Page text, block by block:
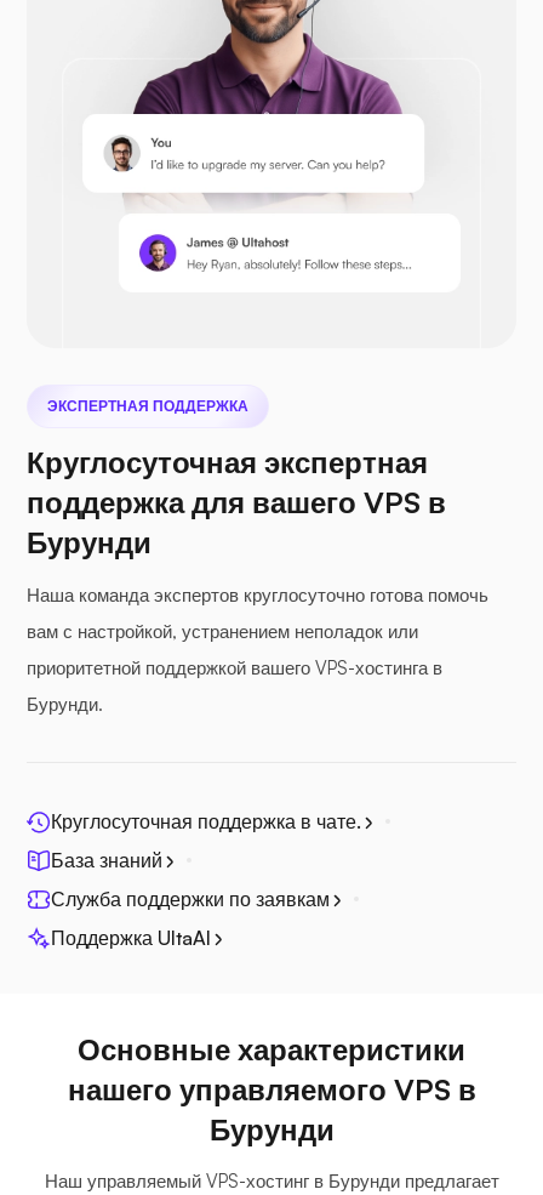
Prestashop
Плекс
Собственный вещатель
ЭКСПЕРТНАЯ ПОДДЕРЖКА
Круглосуточная экспертная
поддержка для вашего VPS в
Бурунди
Наша команда экспертов круглосуточно готова помочь
вам с настройкой, устранением неполадок или
приоритетной поддержкой вашего VPS-хостинга в
Бурунди.
Круглосуточная поддержка в чате.
База знаний
Служба поддержки по заявкам
Поддержка UltaAI
Основные характеристики
нашего управляемого VPS в
Бурунди
Наш управляемый VPS-хостинг в Бурунди предлагает